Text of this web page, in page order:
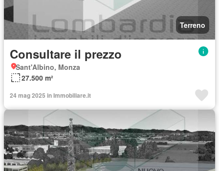
Terreno
Consultare il prezzo
Sant'Albino, Monza
27.500 m²
24 mag 2025 in Immobiliare.it